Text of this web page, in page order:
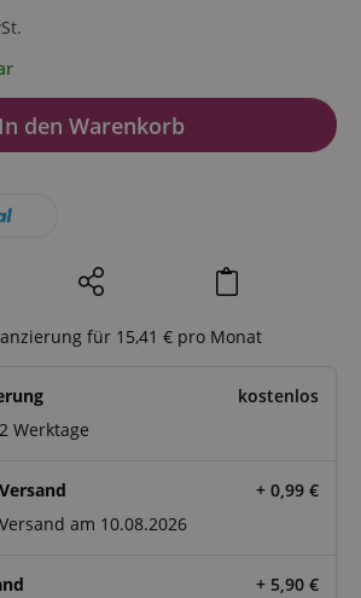
In den Warenkorb
für 15,41 € pro Monat
kostenlos
Werktage
+ 0,99 €
am 10.08.2026
+ 5,90 €